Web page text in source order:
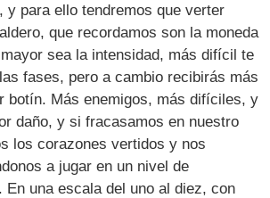
y para ello tendremos que verter
que recordamos son la moneda
sea la intensidad, más difícil te
fases, pero a cambio recibirás más
botín. Más enemigos, más difíciles, y
daño, y si fracasamos en nuestro
los corazones vertidos y nos
a jugar en un nivel de
En una escala del uno al diez, con